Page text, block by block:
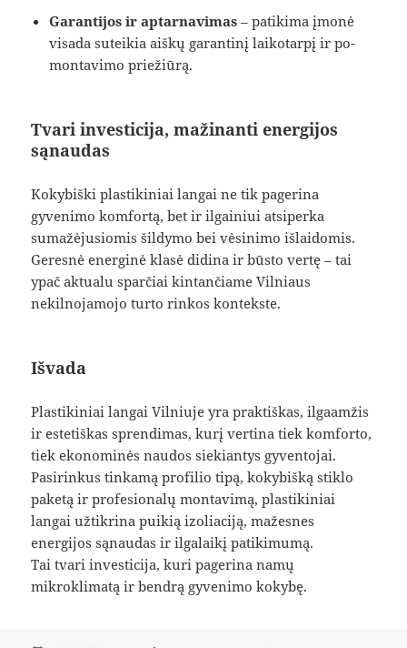
Garantijos ir aptarnavimas – patikima įmonė
visada suteikia aiškų garantinį laikotarpį ir po-
montavimo priežiūrą.
Tvari investicija, mažinanti energijos
sąnaudas
Kokybiški plastikiniai langai ne tik pagerina
gyvenimo komfortą, bet ir ilgainiui atsiperka
sumažėjusiomis šildymo bei vėsinimo išlaidomis.
Geresnė energinė klasė didina ir būsto vertę – tai
ypač aktualu sparčiai kintančiame Vilniaus
nekilnojamojo turto rinkos kontekste.
Išvada
Plastikiniai langai Vilniuje yra praktiškas, ilgaamžis
ir estetiškas sprendimas, kurį vertina tiek komforto,
tiek ekonominės naudos siekiantys gyventojai.
Pasirinkus tinkamą profilio tipą, kokybišką stiklo
paketą ir profesionalų montavimą, plastikiniai
langai užtikrina puikią izoliaciją, mažesnes
energijos sąnaudas ir ilgalaikį patikimumą.
Tai tvari investicija, kuri pagerina namų
mikroklimatą ir bendrą gyvenimo kokybę.